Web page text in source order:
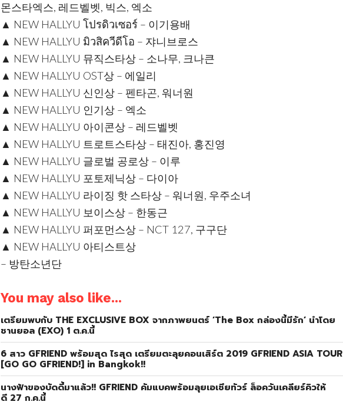
몬스타엑스, 레드벨벳, 빅스, 엑소
▲ NEW HALLYU โปรดิวเซอร์ – 이기용배
▲ NEW HALLYU มิวสิควีดีโอ – 쟈니브로스
▲ NEW HALLYU 뮤직스타상 – 소나무, 크나큰
▲ NEW HALLYU OST상 – 에일리
▲ NEW HALLYU 신인상 – 펜타곤, 워너원
▲ NEW HALLYU 인기상 – 엑소
▲ NEW HALLYU 아이콘상 – 레드벨벳
▲ NEW HALLYU 트로트스타상 – 태진아, 홍진영
▲ NEW HALLYU 글로벌 공로상 – 이루
▲ NEW HALLYU 포토제닉상 – 다이아
▲ NEW HALLYU 라이징 핫 스타상 – 워너원, 우주소녀
▲ NEW HALLYU 보이스상 – 한동근
▲ NEW HALLYU 퍼포먼스상 – NCT 127, 구구단
▲ NEW HALLYU 아티스트상
– 방탄소년단
You may also like...
เตรียมพบกับ THE EXCLUSIVE BOX จากภาพยนตร์ ‘The Box กล่องนี้มีรัก’ นำโดย
ชานยอล (EXO) 1 ต.ค.นี้
6 สาว GFRIEND พร้อมสุด ไรสุด เตรียมตะลุยคอนเสิร์ต 2019 GFRIEND ASIA TOUR
[GO GO GFRIEND!] in Bangkok!!
นางฟ้าของบัดดี้มาแล้ว!! GFRIEND คัมแบคพร้อมลุยเอเชียทัวร์ ล็อควันเคลียร์คิวให้
ดี 27 ก.ค.นี้